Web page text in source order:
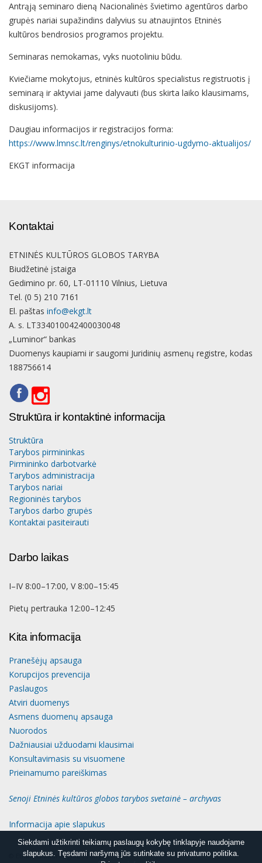
Siekdami užtikrinti teikiamų paslaugų kokybę tinklapyje naudojame
slapukus. Tęsdami naršymą jūs sutinkate su privatumo politika.
Siekdami užtikrinti teikiamų paslaugų kokybę tinklapyje naudojame
slapukus. Tęsdami naršymą jūs sutinkate su privatumo politika.
Antrąją seminaro dieną Nacionalinės švietimo agentūros darbo
grupės nariai supažindins dalyvius su atnaujintos Etninės
kultūros bendrosios programos projektu.
Seminaras nemokamas, vyks nuotoliniu būdu.
Kviečiame mokytojus, etninės kultūros specialistus registruotis į
seminarą ir aktyviai jame dalyvauti (bus skirta laiko klausimams,
diskusijoms).
Daugiau informacijos ir registracijos forma:
https://www.lmnsc.lt/renginys/etnokulturinio-ugdymo-aktualijos/
EKGT informacija
Kontaktai
ETNINĖS KULTŪROS GLOBOS TARYBA
Biudžetinė įstaiga
Gedimino pr. 60, LT-01110 Vilnius, Lietuva
Tel. (0 5) 210 7161
El. paštas info@ekgt.lt
A. s. LT334010042400030048
„Luminor“ bankas
Duomenys kaupiami ir saugomi Juridinių asmenų registre, kodas
188756614
Struktūra ir kontaktinė informacija
Struktūra
Tarybos pirmininkas
Pirmininko darbotvarkė
Tarybos administracija
Tarybos nariai
Regioninės tarybos
Tarybos darbo grupės
Kontaktai pasiteirauti
Darbo laikas
I–IV 8:00–17:00, V 8:00–15:45
Pietų pertrauka 12:00–12:45
Kita informacija
Pranešėjų apsauga
Korupcijos prevencija
Paslaugos
Atviri duomenys
Asmens duomenų apsauga
Nuorodos
Dažniausiai užduodami klausimai
Konsultavimasis su visuomene
Prieinamumo pareiškimas
Senoji Etninės kultūros globos tarybos svetainė – archyvas
Informacija apie slapukus
© Etninės kultūros globos taryba